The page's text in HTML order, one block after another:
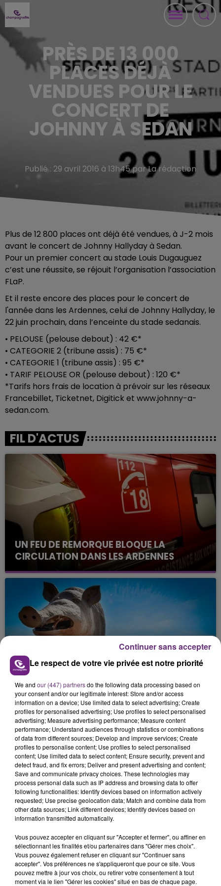
PRÈS DE 13 000
PLACES DÉJÀ
VENDUES POUR LE
CONCERT DE
JOHNNY À SEDAN
Publié : 29 avril 2016 à 13h45 par La rédaction
Plus de 12 800 places ont déjà été vendues, à J-2 mois
avant le concert de Johnny Hallyday à Sedan.
Pour un premier concert au stade Louis Dugauguez
c’est une réussite, se réjouit l’organisation l’association
FLaP.
Et il reste encore des places pour le concert de
l'année dans les Ardennes, celui de Johnny Hallyday, le
22 juin prochain, dans l’enceinte du stade sedanais.
• PELOUSE (pelouse debout) : 42 €*
• CATEGORIE 2 (tribune assis) : 75 €*
• CATEGORIE 1 (tribune assis) : 95 €*
• TARIF PELOUSE OR (pelouse debout) : 120 €*
*Tarifs hors frais de location à prévoir sur les réseaux
Francebillet, Ticketnet, Digitick et www.johnny-a-
sedan.com.
FIL D'ACTUS
UN FEU DE REMORQUE BLOQUE LA
CIRCULATION DANS LES ARDENNES
Un feu de remorque s'est déclaré ce mercredi en
fin de matinée sur l'A34.
VENEZ FÊTER CE WEEK-END
L'ANNIVERSAIRE DE WOINIC
Ce samedi 8 août sera un grand jour :
l'anniversaire du plus gros sanglier du monde.
Une fête est donc organisée et vous êtes tous
conviés !
TITRES DIFFUSÉS
5h51
5h51
MICHAEL JACKSON
You Are Not Alone
5h49
5h49
DJ GOJA & JASON DERULO &
MELODY
Mi Chico
Le respect de votre vie privée est notre priorité
We and our (447) partnersdo the following data processing based on
your consent and/or our legitimate interest: Store and/or access
information on a device; Use limited data to select advertising; Create
profiles for personalised advertising; Use profiles to select personalised
advertising; Measure advertising performance; Measure content
performance; Understand audiences through statistics or combinations
of data from different sources; Develop and improve services; Create
profiles to personalise content; Use profiles to select personalised
content; Use limited data to select content; Ensure security, prevent and
detect fraud, and fix errors; Deliver and present advertising and content;
Save and communicate privacy choices. These technologies may
process personal data such as IP address and browsing data to offer
following functionalities: Identify devices based on information actively
requested; Use precise geolocation data; Match and combine data from
other data sources; Link different devices; Identify devices based on
information transmitted automatically.
Vous pouvez accepter en cliquant sur "Accepter et fermer", ou affiner en
sélectionnant les finalités et/ou partenaires dans "Gérer mes choix".
Vous pouvez également refuser en cliquant sur "Continuer sans
accepter". Vos préférences ne s'appliqueront que pour ce site. Vous
pouvez mettre à jour vos choix, ou retirer votre consentement à tout
moment via le lien "Gérer les cookies" situé en bas de chaque page.
Continuer sans accepter